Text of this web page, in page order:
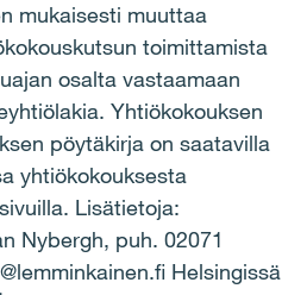
mukaisesti muuttaa
toimittamista
osalta vastaamaan
Yhtiökokouksen
pöytäkirja on saatavilla
yhtiökokouksesta
Lisätietoja:
Nybergh, puh. 02071
Helsingissä